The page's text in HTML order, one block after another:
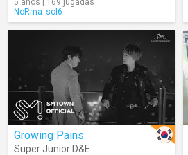
5 años | 169 jugadas
NoRma_sol6
Growing Pains
Super Junior D&E